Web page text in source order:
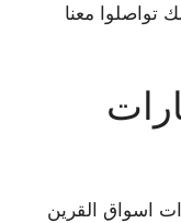
تواصلوا معنا
اسواق القرين